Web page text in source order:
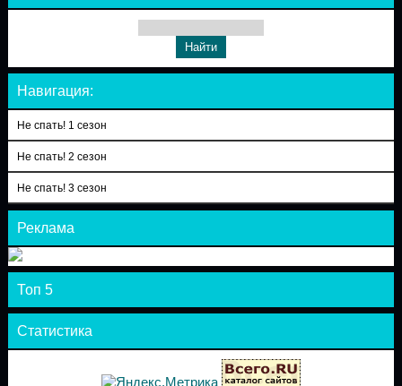
Навигация:
Не спать! 1 сезон
Не спать! 2 сезон
Не спать! 3 сезон
Реклама
Топ 5
Статистика